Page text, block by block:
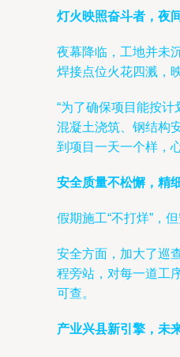
灯火映照奋斗者，夜
夜幕降临，工地并未
焊接点位火花四溅，
“为了确保项目能按
混凝土浇筑、钢结构
到项目一天一个样，
安全质量不松懈，精
假期施工“不打烊”，
安全方面，加大了巡
程旁站，对每一道工
可查。
产业兴县新引擎，未